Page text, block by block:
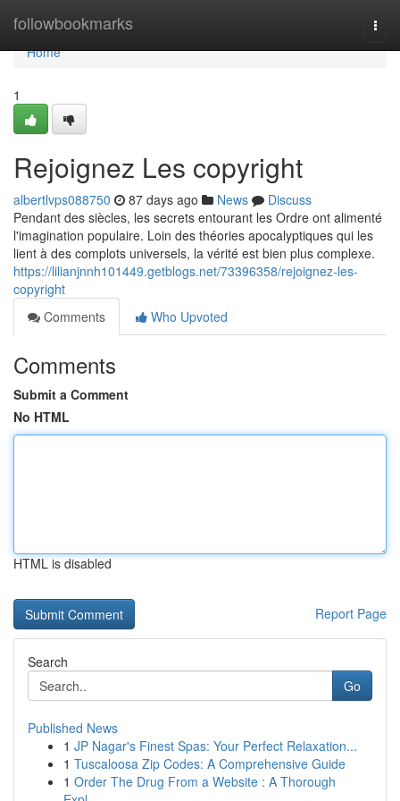
followbookmarks
Home
Home
1
Rejoignez Les copyright
albertlvps088750 87 days ago News
Discuss
Pendant des siècles, les secrets entourant les Ordre ont alimenté
l'imagination populaire. Loin des théories apocalyptiques qui les
lient à des complots universels, la vérité est bien plus complexe.
https://lilianjnnh101449.getblogs.net/73396358/rejoignez-les-
copyright
Comments
Who Upvoted
Comments
Submit a Comment
No HTML
HTML is disabled
Report Page
Search
Go
Published News
1 JP Nagar's Finest Spas: Your Perfect Relaxation...
1 Tuscaloosa Zip Codes: A Comprehensive Guide
1 Order The Drug From a Website : A Thorough